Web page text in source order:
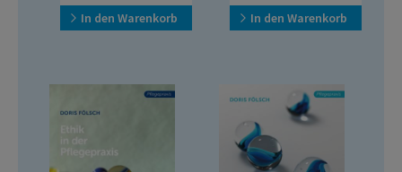
In den Warenkorb In den Warenkorb